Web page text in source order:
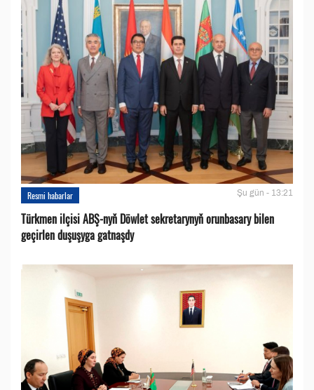
Resmi habarlar Şu gün - 13:21
Türkmen ilçisi ABŞ-nyň Döwlet sekretarynyň orunbasary bilen
geçirlen duşuşyga gatnaşdy